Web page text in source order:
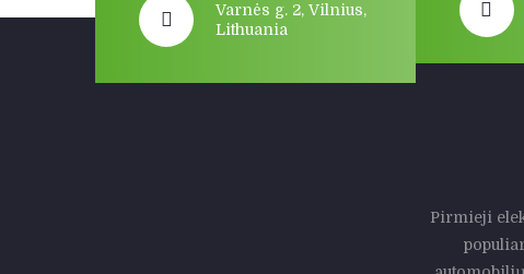
Varnės g. 2, Vilnius,
Lithuania
Pirmieji